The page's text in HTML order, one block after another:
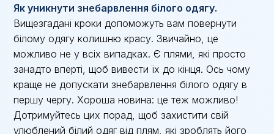
Як уникнути знебарвлення білого одягу.
Вищезгадані кроки допоможуть вам повернути
білому одягу колишню красу. Звичайно, це
можливо не у всіх випадках. Є плями, які просто
занадто вперті, щоб вивести їх до кінця. Ось чому
краще не допускати знебарвлення білого одягу в
першу чергу. Хороша новина: це теж можливо!
Дотримуйтесь цих порад, щоб захистити свій
улюблений білий одяг від плям, які зроблять його